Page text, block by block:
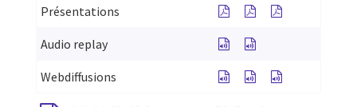
Présentations See Slides for CGI Q1
See Slides for CGI
See Slides for
Audio replay See Audio replay for
See Audio replay
Webdiffusions See Webcasts for
See Webcasts for
See